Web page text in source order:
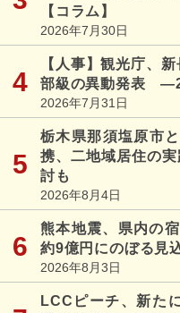
【コラム】
2026年7月30日
【人事】観光庁、
部級の異動発表
2026年7月31日
栃木県那須塩原市
携、二地域居住の
討も
2026年8月4日
熊本地震、県内の
約9億円にのぼる見
2026年8月3日
LCCピーチ、新た